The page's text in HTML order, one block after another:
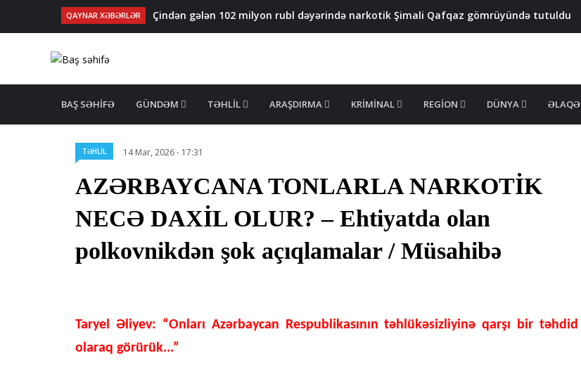
QAYNAR XƏBƏRLƏR
Çindən gələn 102 milyon rubl dəyərində narkotik Şimali Qafqaz gömrüyündə tutuldu
Qarabağ suvarma kanalında batan yeniyetmənin axtarışı aparılır
NAVIGATION
BAŞ SƏHIFƏ GÜNDƏM TƏHLIL ARAŞDIRMA KRIMINAL REGION DÜNYA ƏLAQƏ
TƏHLİL 14 Mar, 2026 - 17:31
AZƏRBAYCANA TONLARLA NARKOTİK
NECƏ DAXİL OLUR? – Ehtiyatda olan
polkovnikdən şok açıqlamalar / Müsahibə
Taryel Əliyev: “Onları Azərbaycan Respublikasının təhlükəsizliyinə qarşı bir təhdid
olaraq görürük...”